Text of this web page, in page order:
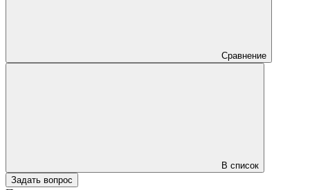
Сравнение
В список
Задать вопрос